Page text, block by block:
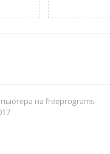
на freeprograms-